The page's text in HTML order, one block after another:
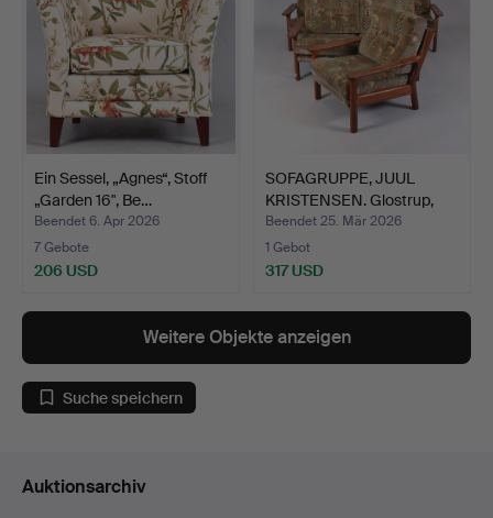
Ein Sessel, „Agnes“, Stoff
„Garden 16", Be…
Beendet 6. Apr 2026
7 Gebote
206 USD
SOFAGRUPPE, JUUL
KRISTENSEN. Glostrup,
Tea…
Beendet 25. Mär 2026
1 Gebot
317 USD
Weitere Objekte anzeigen
Suche speichern
Auktionsarchiv